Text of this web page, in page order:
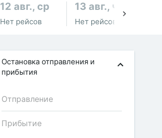
12 авг., ср
Нет рейсов
13 авг., чт
Нет рейсов
Остановка отправления и
прибытия